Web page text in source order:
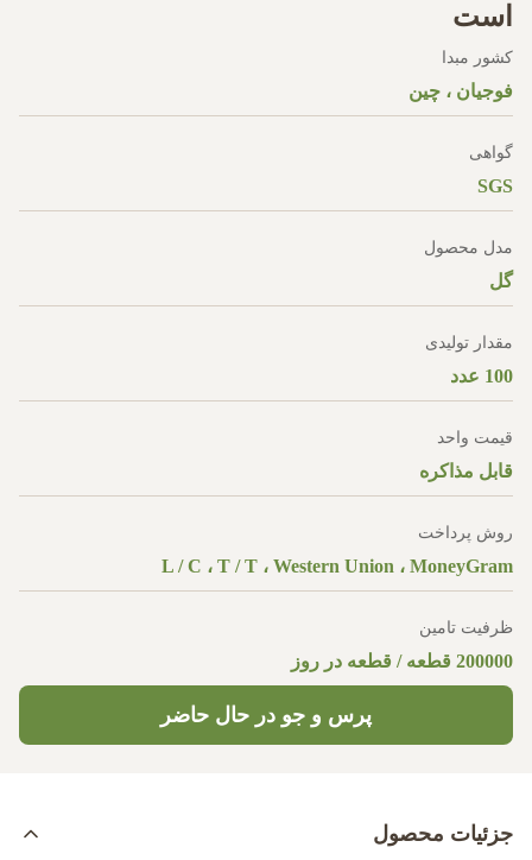
است
کشور مبدا
فوجیان ، چین
گواهی
SGS
مدل محصول
گل
مقدار تولیدی
100 عدد
قیمت واحد
قابل مذاکره
روش پرداخت
L / C ، T / T ، Western Union ، MoneyGram
ظرفیت تامین
200000 قطعه / قطعه در روز
پرس و جو در حال حاضر
جزئیات محصول